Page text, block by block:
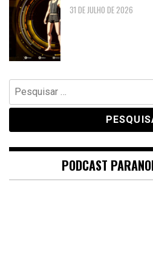
31 DE JULHO DE 2026
Pesquisar
por:
PODCAST